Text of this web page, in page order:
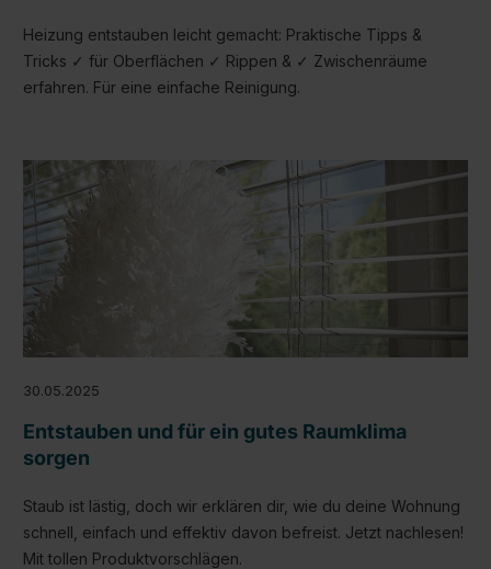
Heizung entstauben leicht gemacht: Praktische Tipps &
Tricks ✓ für Oberflächen ✓ Rippen & ✓ Zwischenräume
erfahren. Für eine einfache Reinigung.
30.05.2025
Entstauben und für ein gutes Raumklima
sorgen
Staub ist lästig, doch wir erklären dir, wie du deine Wohnung
schnell, einfach und effektiv davon befreist. Jetzt nachlesen!
Mit tollen Produktvorschlägen.